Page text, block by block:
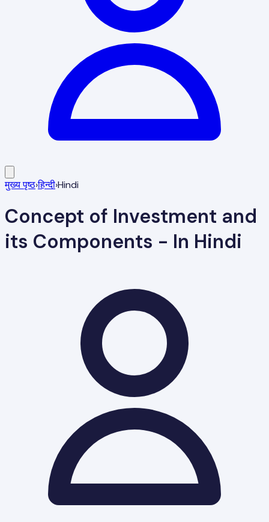
मुख्य पृष्ठ›हिन्दी›Hindi
Concept of Investment and
its Components - In Hindi